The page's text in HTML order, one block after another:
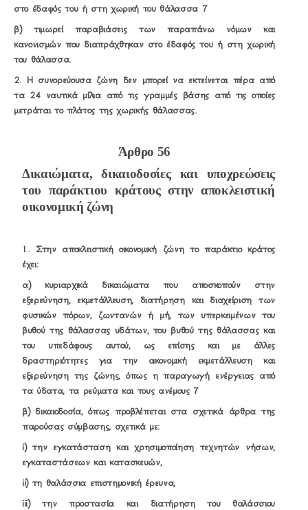
στο έδαφός του ή στη χωρική του θάλασσα 7
β) τιμωρεί παραβιάσεις των παραπάνω νόμων και
κανονισμών που διαπράχθηκαν στο έδαφός του ή στη χωρική
του θάλασσα.
2. Η συνορεύουσα ζώνη δεν μπορεί να εκτείνεται πέρα από
τα 24 ναυτικά μίλια από τις γραμμές βάσης από τις οποίες
μετράται το πλάτος της χωρικής θάλασσας.
Άρθρο 56
Δικαιώματα, δικαιοδοσίες και υποχρεώσεις
του παράκτιου κράτους στην αποκλειστική
οικονομική ζώνη
1. Στην αποκλειστική οικονομική ζώνη το παράκτιο κράτος
έχει:
α) κυριαρχικά δικαιώματα που αποσκοπούν στην
εξερεύνηση, εκμετάλλευση, διατήρηση και διαχείριση των
φυσικών πόρων, ζωντανών ή μή, των υπερκειμένων του
βυθού της θάλασσας υδάτων, του βυθού της θάλασσας και
του υπεδάφους αυτού, ως επίσης και με άλλες
δραστηριότητες για την οικονομική εκμετάλλευση και
εξερεύνηση της ζώνης, όπως η παραγωγή ενέργειας από
τα ύδατα, τα ρεύματα και τους ανέμους 7
β) δικαιοδοσία, όπως προβλέπεται στα σχετικά άρθρα της
παρούσας σύμβασης, σχετικά με:
i) την εγκατάσταση και χρησιμοποίηση τεχνητών νήσων,
εγκαταστάσεων και κατασκευών,
ii) τη θαλάσσια επιστημονική έρευνα,
iii) την προστασία και διατήρηση του θαλάσσιου